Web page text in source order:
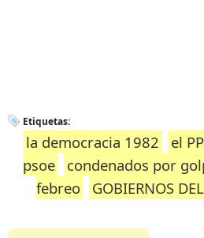
Etiquetas:
la democracia 1982 el PP
psoe
condenados por
febreo
GOBIERNOS